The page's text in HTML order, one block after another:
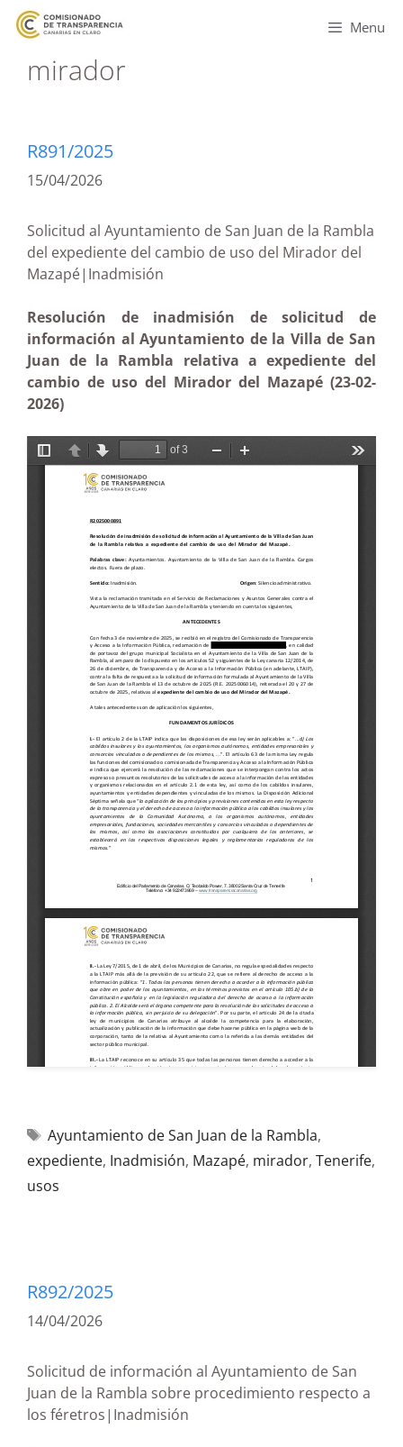
Menu
mirador
R891/2025
15/04/2026
Solicitud al Ayuntamiento de San Juan de la Rambla
del expediente del cambio de uso del Mirador del
Mazapé|Inadmisión
Resolución de inadmisión de solicitud de
información al Ayuntamiento de la Villa de San
Juan de la Rambla relativa a expediente del
cambio de uso del Mirador del Mazapé (23-02-
2026)
Ayuntamiento de San Juan de la Rambla,
expediente, Inadmisión, Mazapé, mirador, Tenerife,
usos
R892/2025
14/04/2026
Solicitud de información al Ayuntamiento de San
Juan de la Rambla sobre procedimiento respecto a
los féretros|Inadmisión